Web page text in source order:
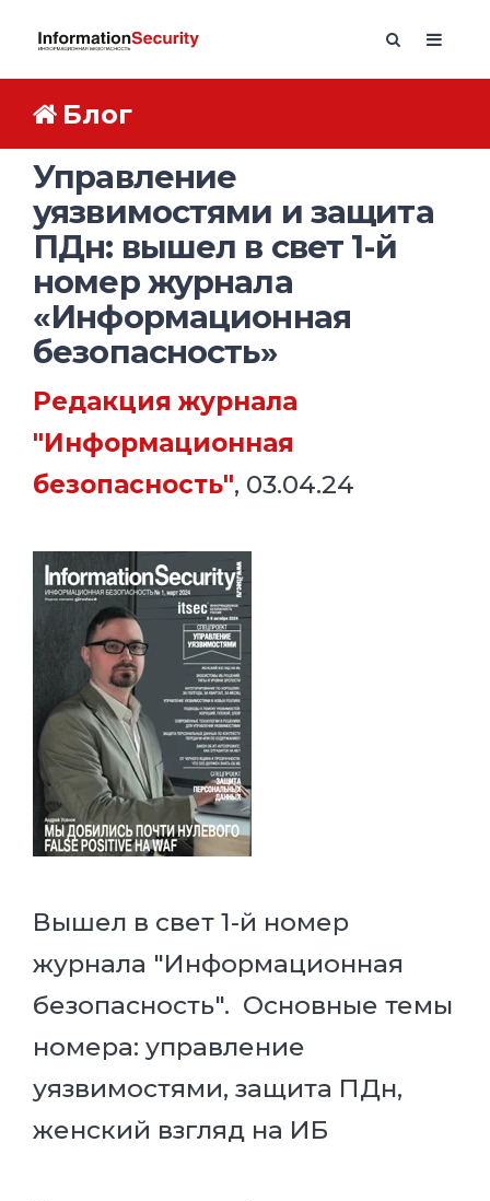
Блог
Управление
уязвимостями и защита
ПДн: вышел в свет 1-й
номер журнала
«Информационная
безопасность»
Редакция журнала
"Информационная
безопасность", 03.04.24
Вышел в свет 1-й номер
журнала "Информационная
безопасность". Основные темы
номера: управление
уязвимостями, защита ПДн,
женский взгляд на ИБ